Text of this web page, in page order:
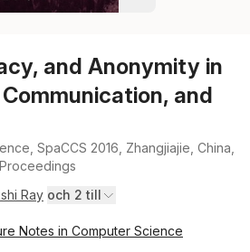
and Anonymity in
and
SpaCCS 2016, Zhangjiajie, China,
Ray och 2 till
Notes in Computer Science